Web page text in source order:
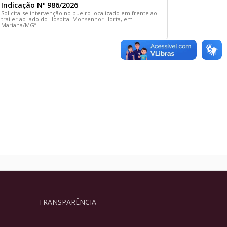
Indicação Nº 986/2026
Solicita-se intervenção no bueiro localizado em frente ao
trailer ao lado do Hospital Monsenhor Horta, em
Mariana/MG”.
TRANSPARÊNCIA